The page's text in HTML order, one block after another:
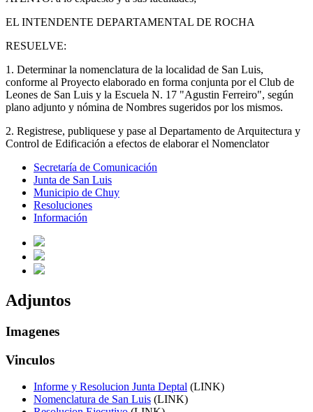
EL INTENDENTE DEPARTAMENTAL DE ROCHA
RESUELVE:
1. Determinar la nomenclatura de la localidad de San Luis,
conforme al Proyecto elaborado en forma conjunta por el Club de
Leones de San Luis y la Escuela N. 17 "Agustin Ferreiro", según
plano adjunto y nómina de Nombres sugeridos por los mismos.
2. Registrese, publiquese y pase al Departamento de Arquitectura y
Control de Edificación a efectos de elaborar el Nomenclator
Secretaría de Comunicación
Junta de San Luis
Municipio de Chuy
Resoluciones
Información
Adjuntos
Imagenes
Vinculos
Informe y Resolucion Junta Deptal (LINK)
Nomenclatura de San Luis (LINK)